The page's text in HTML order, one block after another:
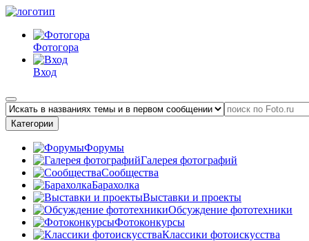
Фотогора
Вход
Категории
Форумы
Галерея фотографий
Сообщества
Барахолка
Выставки и проекты
Обсуждение фототехники
Фотоконкурсы
Классики фотоискусства